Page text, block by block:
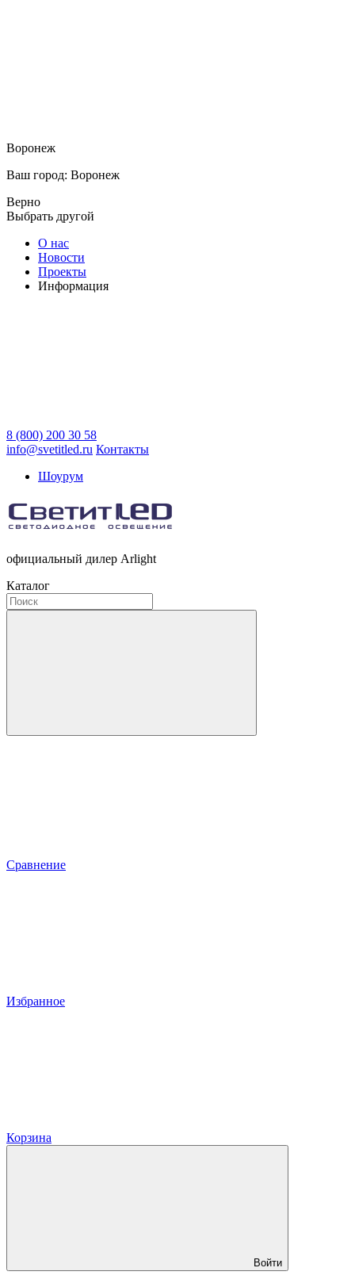
Воронеж
Ваш город: Воронеж
Верно
Выбрать другой
О нас
Новости
Проекты
Информация
8 (800) 200 30 58
info@svetitled.ru Контакты
Шоурум
официальный дилер Arlight
Каталог
Сравнение
Избранное
Корзина
Войти